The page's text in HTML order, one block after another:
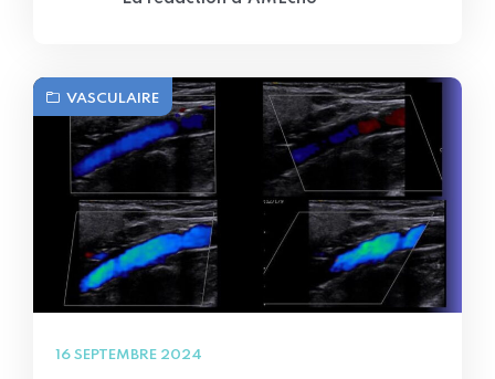
VASCULAIRE
16 SEPTEMBRE 2024